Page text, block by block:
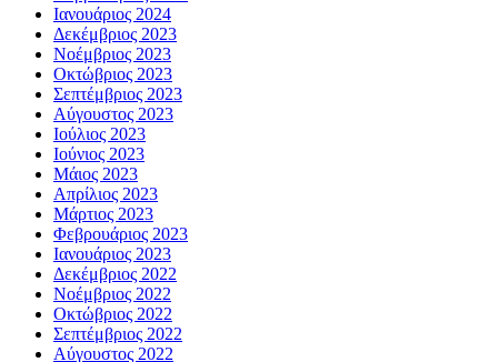
Ιανουάριος 2024
Δεκέμβριος 2023
Νοέμβριος 2023
Οκτώβριος 2023
Σεπτέμβριος 2023
Αύγουστος 2023
Ιούλιος 2023
Ιούνιος 2023
Μάιος 2023
Απρίλιος 2023
Μάρτιος 2023
Φεβρουάριος 2023
Ιανουάριος 2023
Δεκέμβριος 2022
Νοέμβριος 2022
Οκτώβριος 2022
Σεπτέμβριος 2022
Αύγουστος 2022